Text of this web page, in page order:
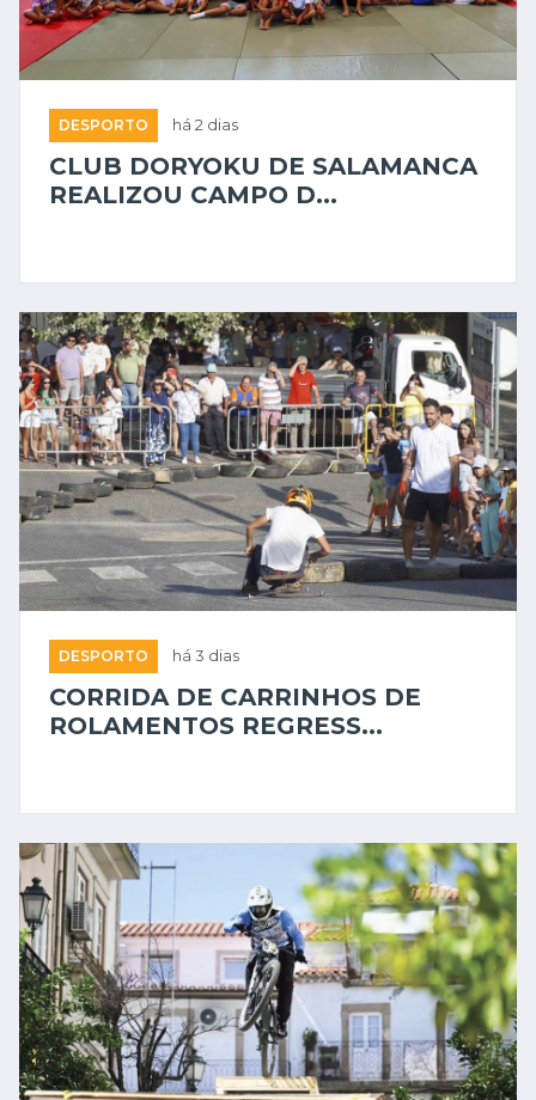
DESPORTO há 2 dias
CLUB DORYOKU DE SALAMANCA
REALIZOU CAMPO D...
DESPORTO há 3 dias
CORRIDA DE CARRINHOS DE
ROLAMENTOS REGRESS...